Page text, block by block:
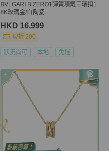
BVLGARI B.ZERO1彈簧項鏈三環扣1
8K玫瑰金/白陶瓷
HKD 16,999
現折 200
狀況尚可 本地 免運